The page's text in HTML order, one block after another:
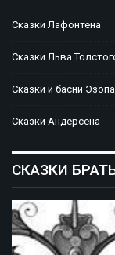
Сказки Лафонтена
Сказки Льва
Сказки и басни Эзопа
Сказки Андерсена
СКАЗКИ